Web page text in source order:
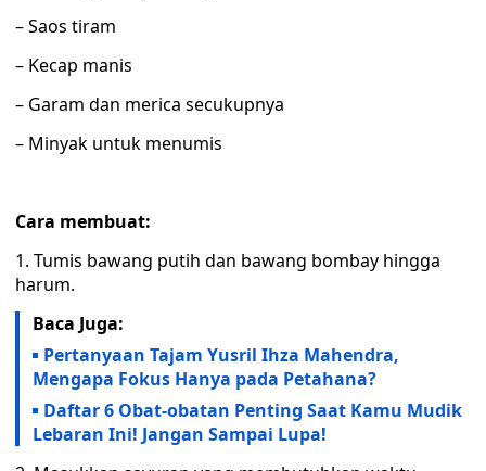
– Saos tiram
– Kecap manis
– Garam dan merica secukupnya
– Minyak untuk menumis
Cara membuat:
1. Tumis bawang putih dan bawang bombay hingga
harum.
Baca Juga:
Pertanyaan Tajam Yusril Ihza Mahendra,
Mengapa Fokus Hanya pada Petahana?
Daftar 6 Obat-obatan Penting Saat Kamu Mudik
Lebaran Ini! Jangan Sampai Lupa!